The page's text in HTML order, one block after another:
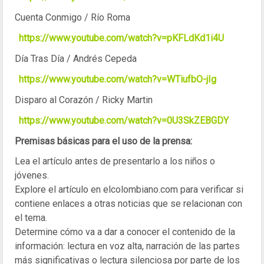
Cuenta Conmigo / Río Roma
https://www.youtube.com/watch?v=pKFLdKd1i4U
Día Tras Día / Andrés Cepeda
https://www.youtube.com/watch?v=WTiufbO-jIg
Disparo al Corazón / Ricky Martin
https://www.youtube.com/watch?v=0U3SkZEBGDY
Premisas básicas para el uso de la prensa:
Lea el artículo antes de presentarlo a los niños o
jóvenes.
Explore el artículo en elcolombiano.com para verificar si
contiene enlaces a otras noticias que se relacionan con
el tema.
Determine cómo va a dar a conocer el contenido de la
información: lectura en voz alta, narración de las partes
más significativas o lectura silenciosa por parte de los